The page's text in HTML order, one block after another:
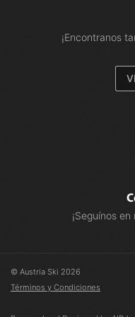
¡Encontranos
¡Seguínos
© Austria Ski 2026
Términos y Condiciones